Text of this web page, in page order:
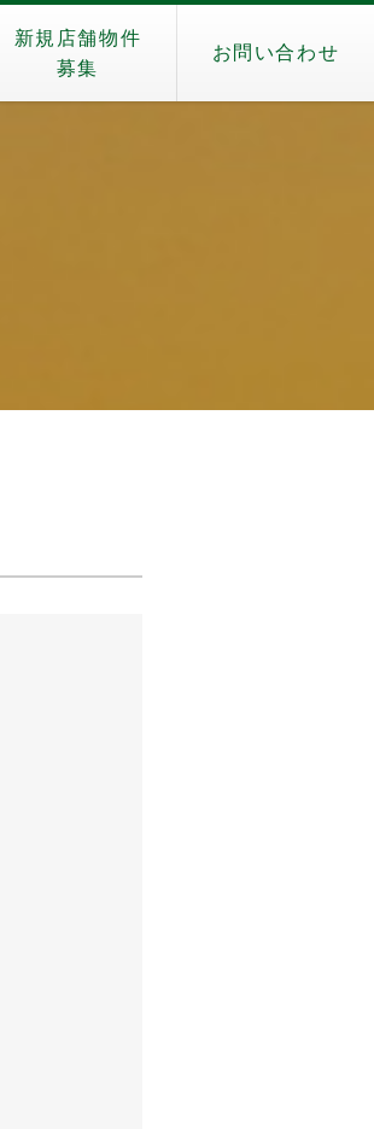
新規店舗物件
募集
お問い合わせ